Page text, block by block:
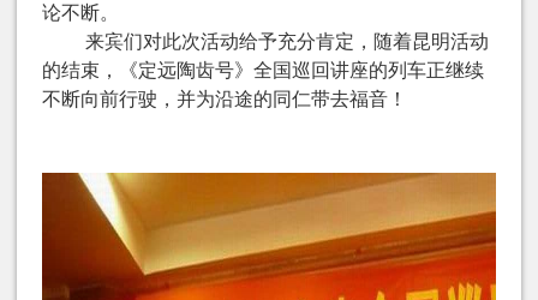
论不断。
来宾们对此次活动给予充分肯定，随着昆明活动
的结束，《定远陶齿号》全国巡回讲座的列车正继续
不断向前行驶，并为沿途的同仁带去福音！